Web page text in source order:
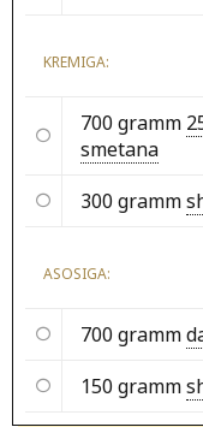
KREMIGA:
700 gramm
smetana
300 gramm
ASOSIGA:
700 gramm
150 gramm